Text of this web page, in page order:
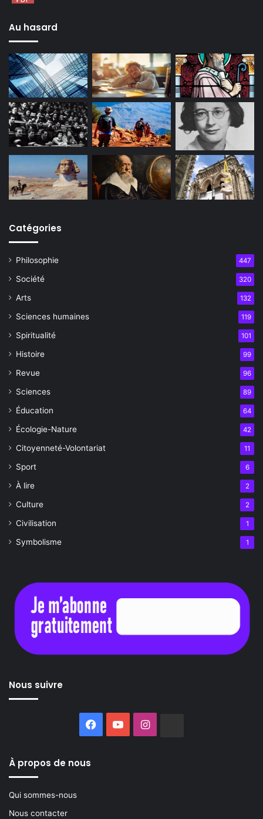
Au hasard
Catégories
Philosophie 447
Société 320
Arts 132
Sciences humaines 119
Spiritualité 101
Histoire 99
Revue 96
Sciences 89
Éducation 64
Écologie-Nature 42
Citoyenneté-Volontariat 11
Sport 6
À lire 2
Culture 2
Civilisation 1
Symbolisme 1
Nous suivre
Facebook
YouTubeInstagram
À propos de nous
Qui sommes-nous
Nous contacter